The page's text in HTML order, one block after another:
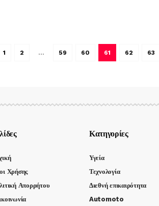
1 2 … 59 60 61 62 63
Χρήσης
Απορρήτου
Κατηγορίες
Υγεία
Τεχνολογία
Διεθνή επικαιρότητα
Automoto